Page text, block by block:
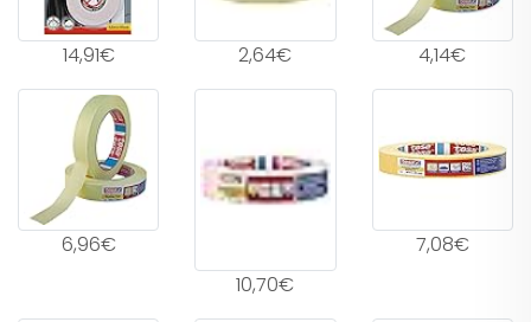
14,91€ 2,64€ 4,14€
6,96€
10,70€
7,08€